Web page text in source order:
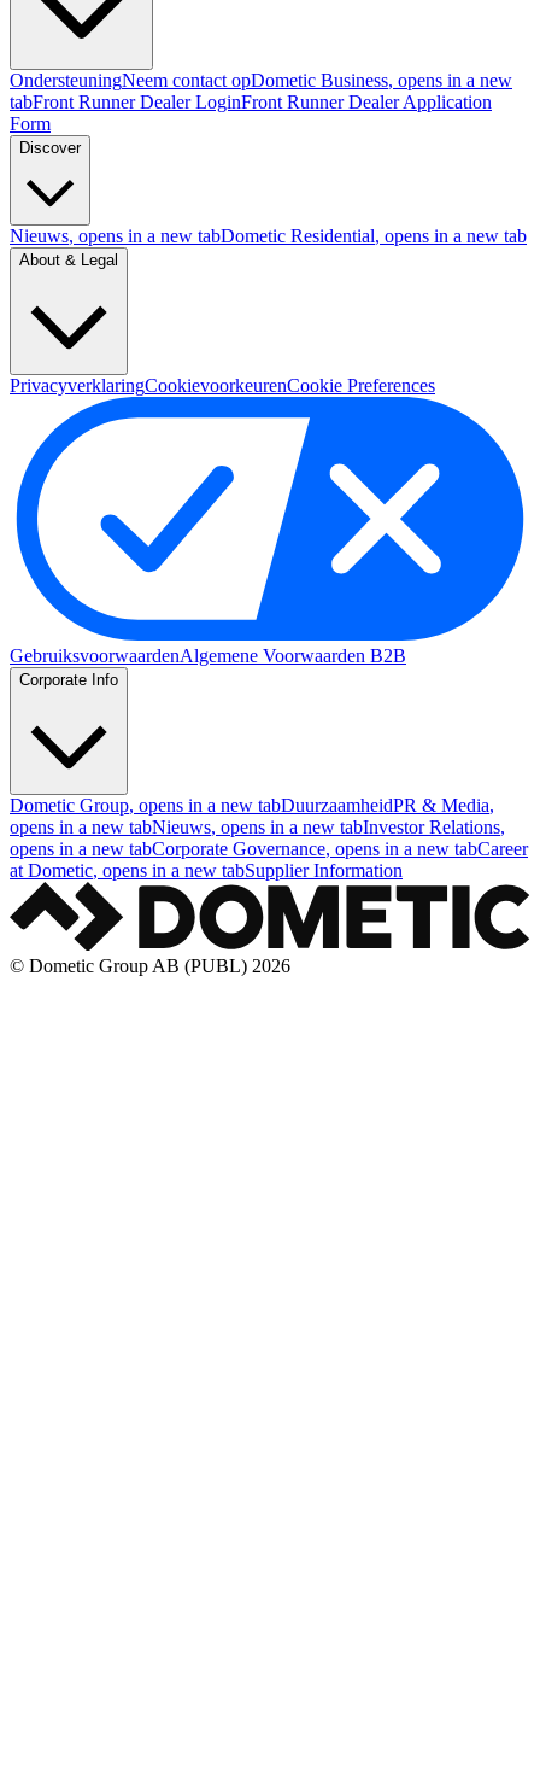
OndersteuningNeem contact opDometic Business, opens in a new
tabFront Runner Dealer LoginFront Runner Dealer Application
Form
Discover
Nieuws, opens in a new tabDometic Residential, opens in a new tab
About & Legal
PrivacyverklaringCookievoorkeurenCookie Preferences
GebruiksvoorwaardenAlgemene Voorwaarden B2B
Corporate Info
Dometic Group, opens in a new tabDuurzaamheidPR & Media,
opens in a new tabNieuws, opens in a new tabInvestor Relations,
opens in a new tabCorporate Governance, opens in a new tabCareer
at Dometic, opens in a new tabSupplier Information
© Dometic Group AB (PUBL) 2026